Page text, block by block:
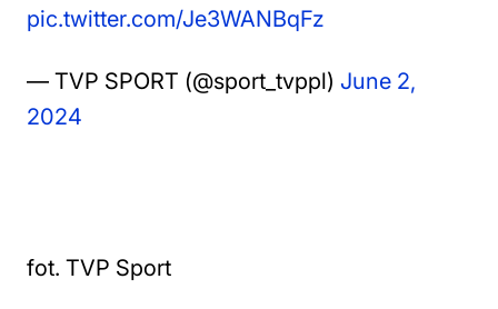
pic.twitter.com/Je3WANBqFz
— TVP SPORT (@sport_tvppl) June 2,
2024
fot. TVP Sport